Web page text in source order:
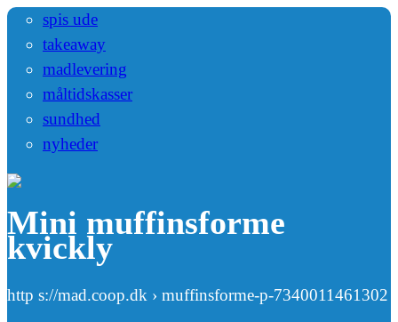
spis ude
takeaway
madlevering
måltidskasser
sundhed
nyheder
Mini muffinsforme
kvickly
http s://mad.coop.dk › muffinsforme-p-7340011461302